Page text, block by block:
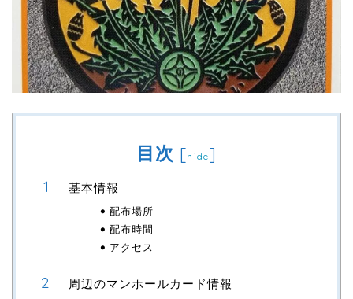
目次 [hide]
基本情報
配布場所
配布時間
アクセス
周辺のマンホールカード情報